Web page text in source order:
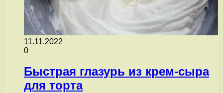
11.11.2022
0
Быстрая глазурь из крем-сыра
для торта